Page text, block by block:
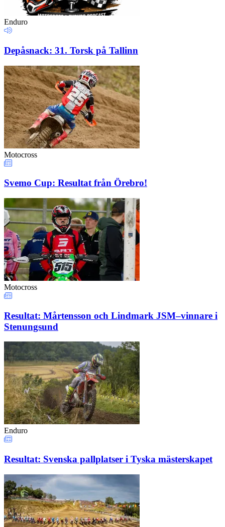
Enduro
Depåsnack: 31. Torsk på Tallinn
Motocross
Svemo Cup: Resultat från Örebro!
Motocross
Resultat: Mårtensson och Lindmark JSM–vinnare i
Stenungsund
Enduro
Resultat: Svenska pallplatser i Tyska mästerskapet